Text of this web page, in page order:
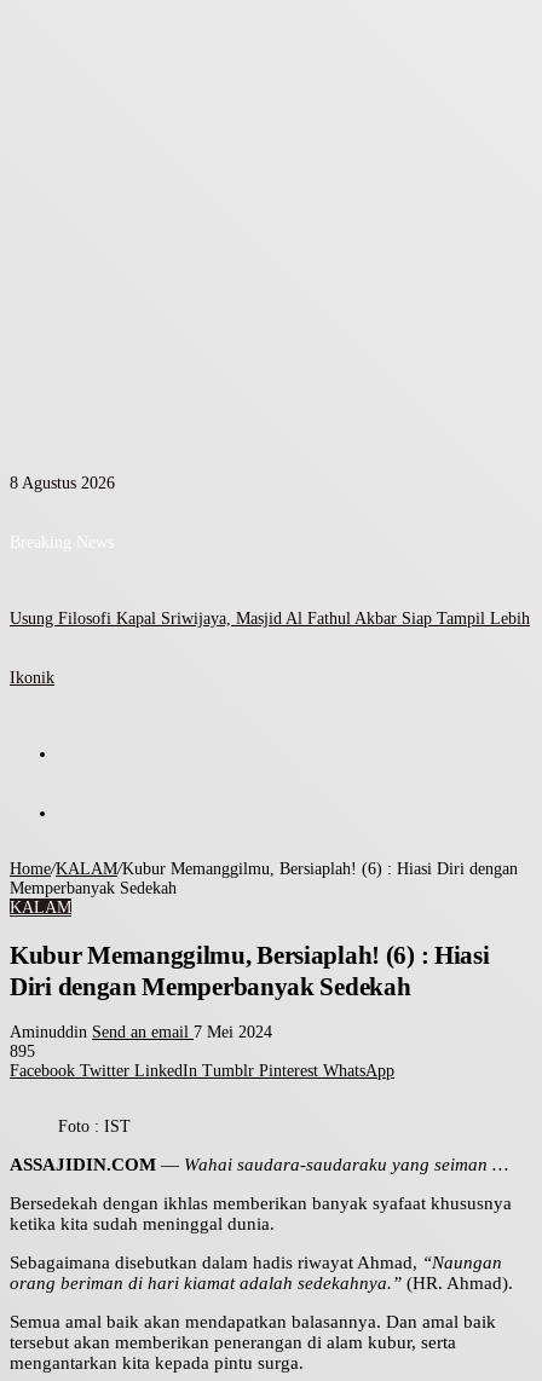
8 Agustus 2026
Breaking News
Usung Filosofi Kapal Sriwijaya, Masjid Al Fathul Akbar Siap Tampil Lebih
Ikonik
Home/KALAM/Kubur Memanggilmu, Bersiaplah! (6) : Hiasi Diri dengan
Memperbanyak Sedekah
KALAM
Kubur Memanggilmu, Bersiaplah! (6) : Hiasi
Diri dengan Memperbanyak Sedekah
Aminuddin Send an email 7 Mei 2024
895
Facebook Twitter LinkedIn Tumblr Pinterest WhatsApp
Foto : IST
ASSAJIDIN.COM — Wahai saudara-saudaraku yang seiman …
Bersedekah dengan ikhlas memberikan banyak syafaat khususnya
ketika kita sudah meninggal dunia.
Sebagaimana disebutkan dalam hadis riwayat Ahmad, “Naungan
orang beriman di hari kiamat adalah sedekahnya.” (HR. Ahmad).
Semua amal baik akan mendapatkan balasannya. Dan amal baik
tersebut akan memberikan penerangan di alam kubur, serta
mengantarkan kita kepada pintu surga.